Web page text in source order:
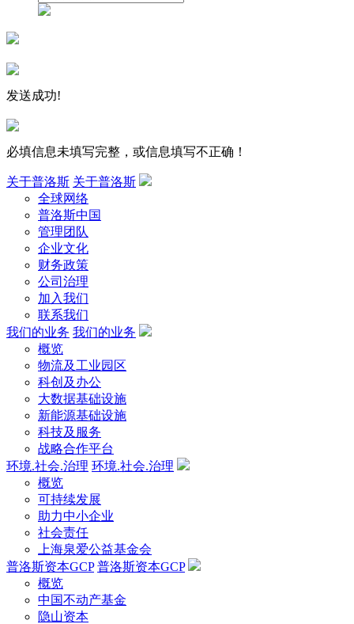
发送成功!
必填信息未填写完整，或信息填写不正确！
关于普洛斯 关于普洛斯
全球网络
普洛斯中国
管理团队
企业文化
财务政策
公司治理
加入我们
联系我们
我们的业务 我们的业务
概览
物流及工业园区
科创及办公
大数据基础设施
新能源基础设施
科技及服务
战略合作平台
环境.社会.治理 环境.社会.治理
概览
可持续发展
助力中小企业
社会责任
上海泉爱公益基金会
普洛斯资本GCP 普洛斯资本GCP
概览
中国不动产基金
隐山资本